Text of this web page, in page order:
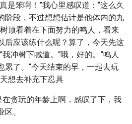
是笨啊！”我心里感叹道：“这么久
阶段，不过想想估计是他体内的九
顶看着在下面努力的鸣人，看来
后应该练什么呢？算了，今天先这
冲树下喊道。“哦，好的。”鸣人
累了。“今天结束的早，一起去玩
想去补充下忍具
在贪玩的年龄上啊，感叹了下，我
。